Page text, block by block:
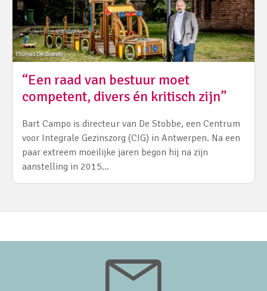
“Een raad van bestuur moet
competent, divers én kritisch zijn”
Bart Campo is directeur van De Stobbe, een Centrum
voor Integrale Gezinszorg (CIG) in Antwerpen. Na een
paar extreem moeilijke jaren begon hij na zijn
aanstelling in 2015…